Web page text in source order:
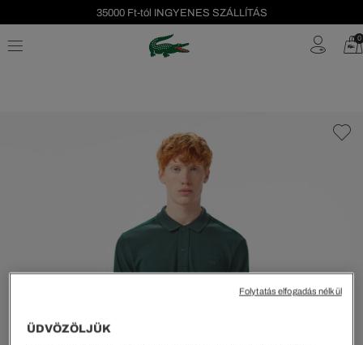
35000 Ft-tól INGYENES SZÁLLÍTÁS
Szezonális leárazás akár -40%! 0
ÜDVÖZÖLJÜK
Folytatás elfogadás nélkül